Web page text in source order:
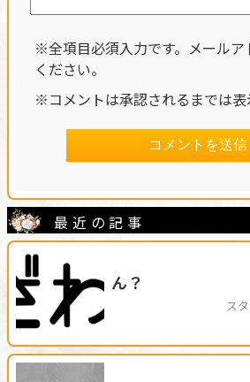
※全項目必須入力です。メールア
ください。
※コメントは承認されるまでは表
最近の記事
ん？
ス